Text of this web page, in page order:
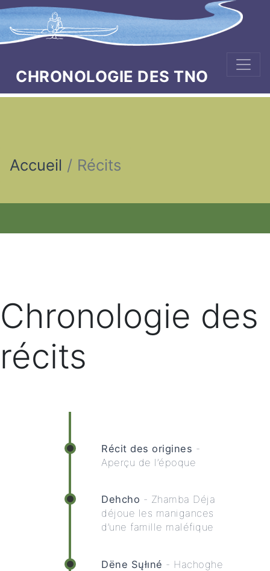
CHRONOLOGIE DES TNO
Accueil Récits
Chronologie des
récits
Récit des origines -
Aperçu de l’époque
Dehcho - Zhamba Déja
déjoue les manigances
d’une famille maléfique
Dëne Sųłıné - Hachoghe